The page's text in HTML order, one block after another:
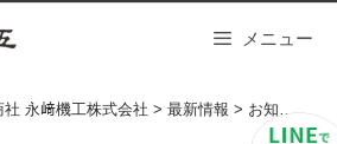
メニュー
永﨑機工株式会社 > 最新情報 > お知らせ >